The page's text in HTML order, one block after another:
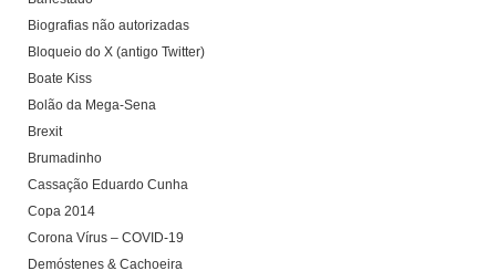
Biografias não autorizadas
Bloqueio do X (antigo Twitter)
Boate Kiss
Bolão da Mega-Sena
Brexit
Brumadinho
Cassação Eduardo Cunha
Copa 2014
Corona Vírus – COVID-19
Demóstenes & Cachoeira